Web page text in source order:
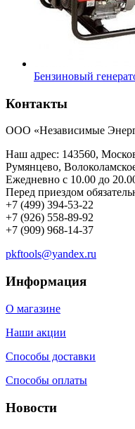
Бензиновый
Контакты
ООО «Независимые
Наш адреc: 143560,
Румянцево,
Ежедневно с 10.00 до
Перед приездом
+7 (499) 394-53-22
+7 (926) 558-89-92
+7 (909) 968-14-37
pkftools@yandex.ru
Информация
О магазине
Наши акции
Способы доставки
Способы оплаты
Новости